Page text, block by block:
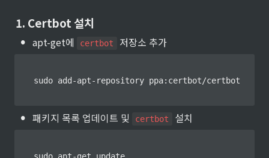
1. Certbot 설치
• apt-get에 certbot 저장소 추가
sudo add-apt-repository ppa:certbot/certbot
• 패키지 목록 업데이트 및 certbot 설치